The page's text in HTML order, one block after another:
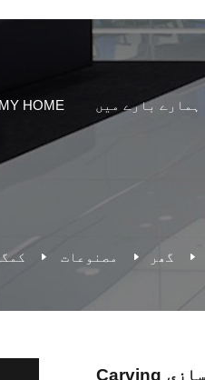
MY HOME ہمارے بارے میں
گھر مصنوعات